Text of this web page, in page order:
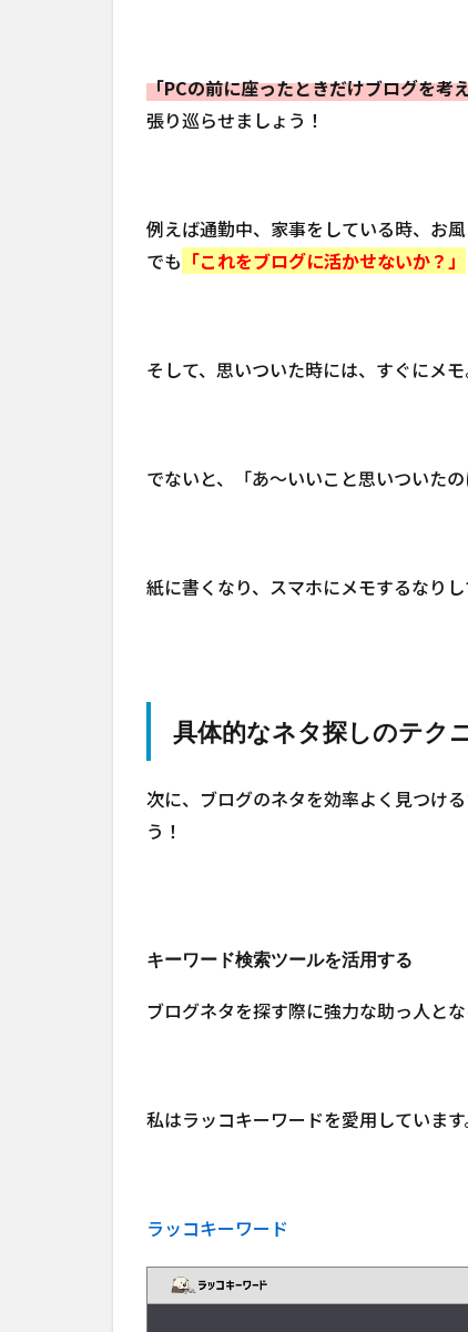
「PCの前に座ったときだけブログを考
張り巡らせましょう！
例えば通勤中、家事をしている時、お
でも 「これをブログに活かせないか？」
そして、思いついた時には、すぐにメモ
でないと、「あ～いいこと思いついた
紙に書くなり、スマホにメモするなりし
具体的なネタ探しのテク
次に、ブログのネタを効率よく見つけ
う！
キーワード検索ツールを活用する
ブログネタを探す際に強力な助っ人と
私はラッコキーワードを愛用しています
ラッコキーワード